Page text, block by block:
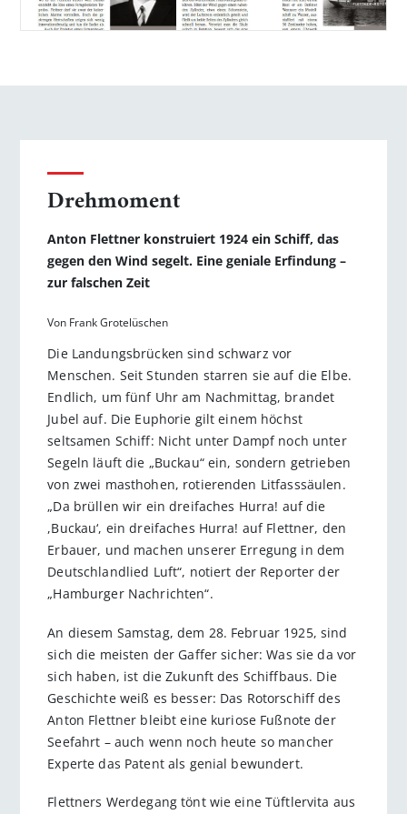
Drehmoment
Anton Flettner konstruiert 1924 ein Schiff, das
gegen den Wind segelt. Eine geniale Erfindung –
zur falschen Zeit
Von Frank Grotelüschen
Die Landungsbrücken sind schwarz vor
Menschen. Seit Stunden starren sie auf die Elbe.
Endlich, um fünf Uhr am Nachmittag, brandet
Jubel auf. Die Euphorie gilt einem höchst
seltsamen Schiff: Nicht unter Dampf noch unter
Segeln läuft die „Buckau“ ein, sondern getrieben
von zwei masthohen, rotierenden Litfasssäulen.
„Da brüllen wir ein dreifaches Hurra! auf die
,Buckau‘, ein dreifaches Hurra! auf Flettner, den
Erbauer, und machen unserer Erregung in dem
Deutschlandlied Luft“, notiert der Reporter der
„Hamburger Nachrichten“.
An diesem Samstag, dem 28. Februar 1925, sind
sich die meisten der Gaffer sicher: Was sie da vor
sich haben, ist die Zukunft des Schiffbaus. Die
Geschichte weiß es besser: Das Rotorschiff des
Anton Flettner bleibt eine kuriose Fußnote der
Seefahrt – auch wenn noch heute so mancher
Experte das Patent als genial bewundert.
Flettners Werdegang tönt wie eine Tüftlervita aus